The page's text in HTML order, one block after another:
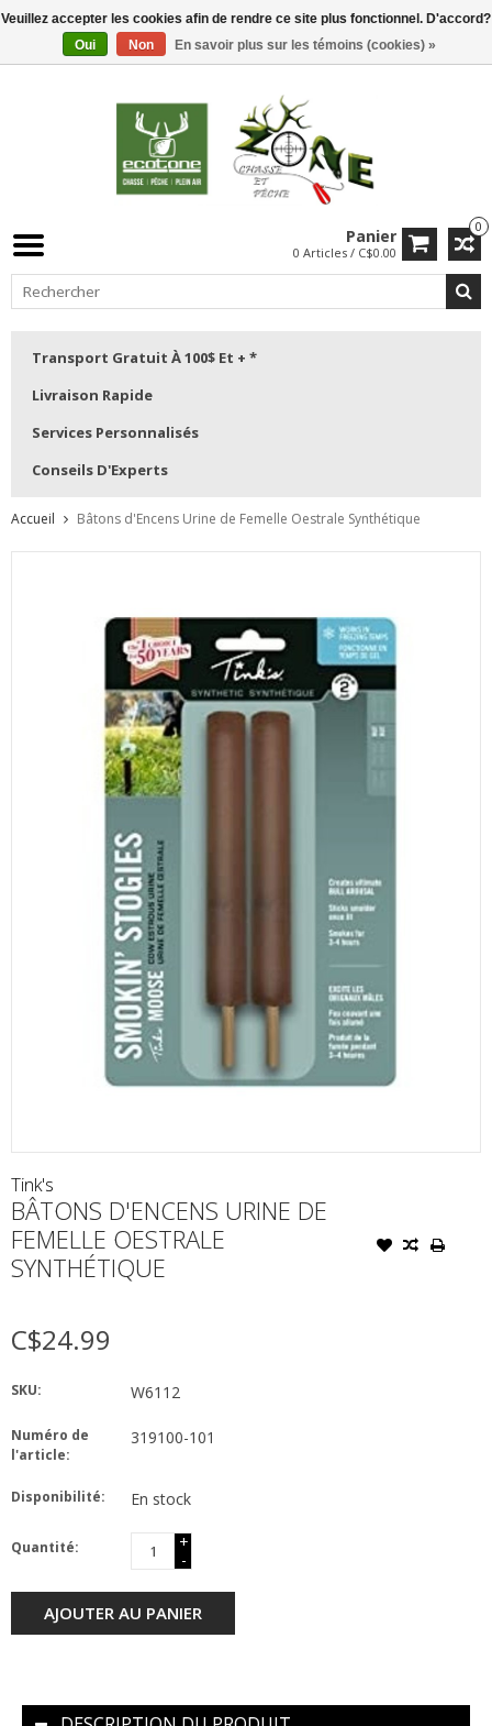
0
Panier
0 Articles / C$0.00
Transport Gratuit À 100$ Et + *
Livraison Rapide
Services Personnalisés
Conseils D'Experts
Accueil Bâtons d'Encens Urine de Femelle Oestrale Synthétique
Tink's
BÂTONS D'ENCENS URINE DE
FEMELLE OESTRALE
SYNTHÉTIQUE
C$24.99
SKU: W6112
Numéro de
l'article:
319100-101
Disponibilité: En stock
Quantité:
+
-
AJOUTER AU PANIER
Veuillez accepter les cookies afin de rendre ce site plus fonctionnel. D'accord?
Oui
Non En savoir plus sur les témoins (cookies) »